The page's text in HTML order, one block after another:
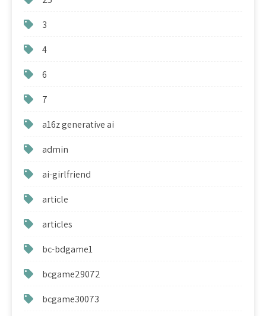
3
4
6
7
a16z generative ai
admin
ai-girlfriend
article
articles
bc-bdgame1
bcgame29072
bcgame30073